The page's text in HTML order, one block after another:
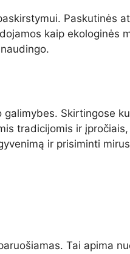
Paskutinės
kaip ekologinės
Skirtingose
tradicijomis ir
ir prisiminti
Tai apima